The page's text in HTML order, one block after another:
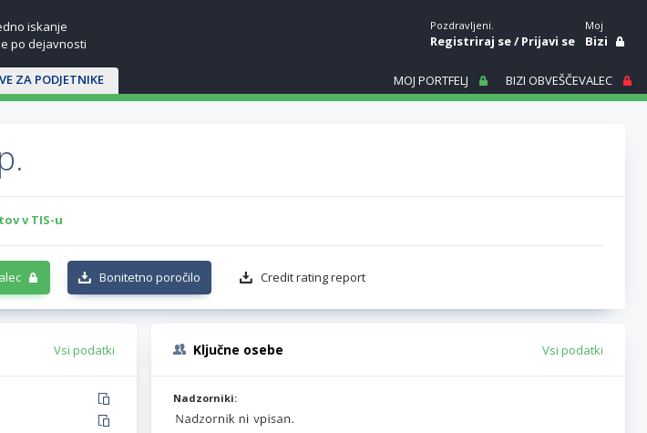
iskanje
po dejavnosti
ZA PODJETNIKE
Pozdravljeni.
Registriraj se/Prijavi se
Moj
Bizi
MOJ PORTFELJ BIZI OBVEŠČEVALEC
v TIS-u
Bonitetno poročilo Credit rating report
Vsi podatki Ključne osebe Vsi podatki
Nadzorniki: